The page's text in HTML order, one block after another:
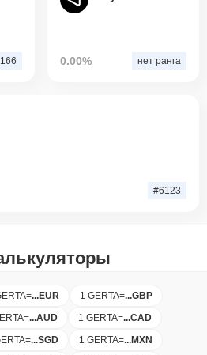
0.00% нет ранга
#6123
=...EUR 1 GERTA=...GBP
=...AUD 1 GERTA=...CAD
=...SGD 1 GERTA=...MXN